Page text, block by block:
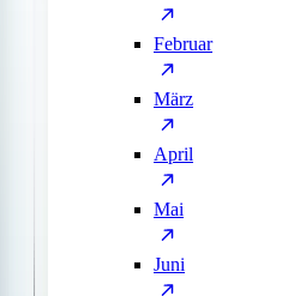
Februar
März
April
Mai
Juni